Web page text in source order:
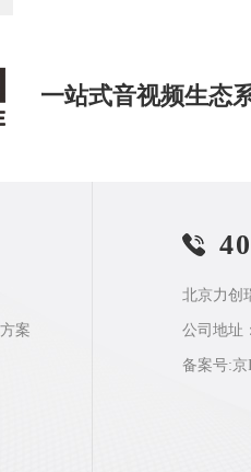
一站式音视频生态
案
北京力创
公司地址
备案号:京